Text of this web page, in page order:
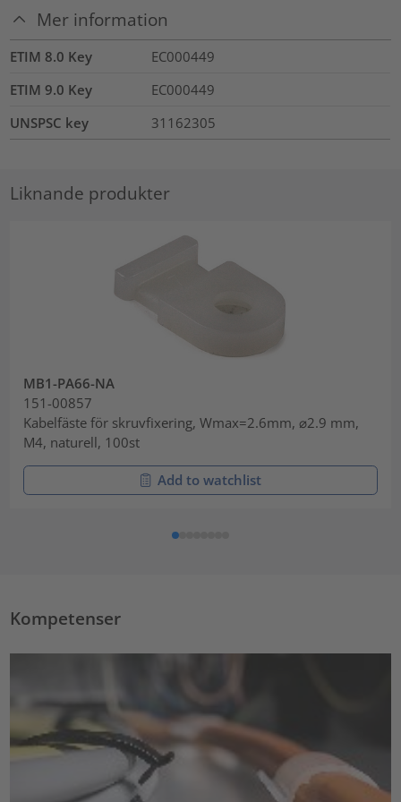
Mer information
ETIM 8.0 Key
EC000449
ETIM 9.0 Key
EC000449
UNSPSC key
31162305
Liknande produkter
MB1-PA66-NA
151-00857
Kabelfäste för skruvfixering, Wmax=2.6mm, ⌀2.9 mm,
M4, naturell, 100st
Add to watchlist
Kompetenser